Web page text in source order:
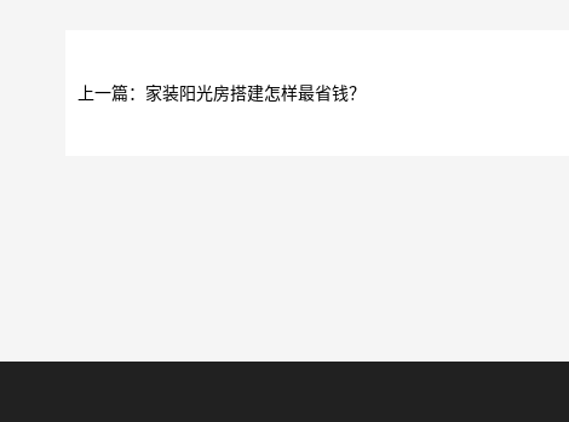
上一篇：家装阳光房搭建怎样最省钱？